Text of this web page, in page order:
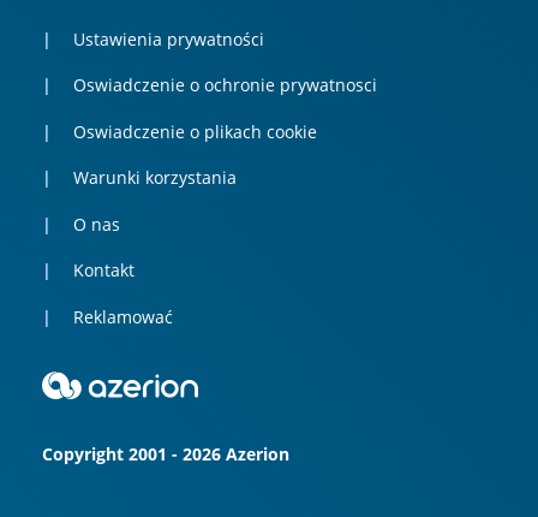
Ustawienia prywatności
Oswiadczenie o ochronie prywatnosci
Oswiadczenie o plikach cookie
Warunki korzystania
O nas
Kontakt
Reklamować
Copyright 2001 - 2026 Azerion